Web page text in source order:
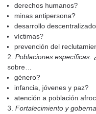
derechos humanos?
minas antipersona?
desarrollo
víctimas?
prevención del
2. Poblaciones específicas.
sobre…
género?
infancia, jóvenes y paz?
atención a población
3. Fortalecimiento y